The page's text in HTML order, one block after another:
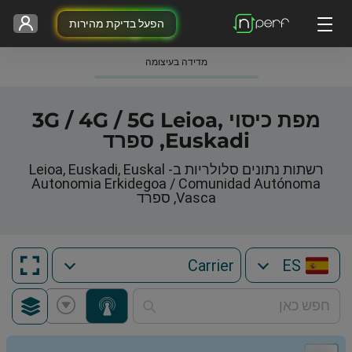
הפעל בדיקת מהירות
מדידה בעיצומה
מפת כיסוי 3G / 4G / 5G Leioa,
Euskadi, ספרד
רשתות נתונים סלולריות ב- Leioa, Euskadi, Euskal
Autonomia Erkidegoa / Comunidad Autónoma
Vasca, ספרד
ES